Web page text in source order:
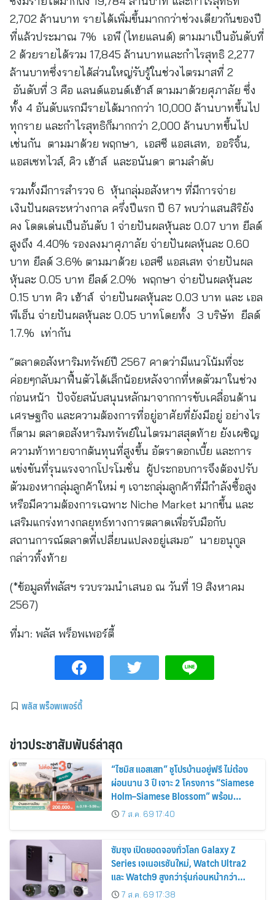
2,702 ล้านบาท รายได้เพิ่มขึ้นมากกว่าช่วงเดียวกันของปี
ที่แล้วประมาณ 7% เอพี (ไทยแลนด์) ตามมาเป็นอันดับที่
2 ด้วยรายได้รวม 17,845 ล้านบาทและกำไรสุทธิ 2,277
ล้านบาทซึ่งรายได้ส่วนใหญ่รับรู้ในช่วงไตรมาสที่ 2
อันดับที่ 3 คือ แลนด์แอนด์เฮ้าส์ ตามมาด้วยศุภาลัย ซึ่ง
ทั้ง 4 อันดับแรกมีรายได้มากกว่า 10,000 ล้านบาทขึ้นไป
ทุกราย และกำไรสุทธิก็มากกว่า 2,000 ล้านบาทขึ้นไป
เช่นกัน ตามมาด้วย พฤกษา, เอสซี แอสเสท, ออริจิ้น,
แอสเซทไวส์, คิว เฮ้าส์ และอนันดา ตามลำดับ
รวมทั้งมีการสำรวจ 6 หุ้นกลุ่มอสังหาฯ ที่มีการจ่าย
เงินปันผลระหว่างกาล ครึ่งปีแรก ปี 67 พบว่าแสนสิริยัง
คง โดดเด่นเป็นอันดับ 1 จ่ายปันผลหุ้นละ 0.07 บาท ยีลด์
สูงถึง 4.40% รองลงมาศุภาลัย จ่ายปันผลหุ้นละ 0.60
บาท ยีลด์ 3.6% ตามมาด้วย เอสซี แอสเสท จ่ายปันผล
หุ้นละ 0.05 บาท ยีลด์ 2.0% พฤกษา จ่ายปันผลหุ้นละ
0.15 บาท คิว เฮ้าส์ จ่ายปันผลหุ้นละ 0.03 บาท และ เอล
พีเอ็น จ่ายปันผลหุ้นละ 0.05 บาทโดยทั้ง 3 บริษัท ยีลด์
1.7.% เท่ากัน
“ตลาดอสังหาริมทรัพย์ปี 2567 คาดว่ามีแนวโน้มที่จะ
ค่อยๆกลับมาฟื้นตัวได้เล็กน้อยหลังจากที่หดตัวมาในช่วง
ก่อนหน้า ปัจจัยสนับสนุนหลักมาจากการขับเคลื่อนด้าน
เศรษฐกิจ และความต้องการที่อยู่อาศัยที่ยังมีอยู่ อย่างไร
ก็ตาม ตลาดอสังหาริมทรัพย์ในไตรมาสสุดท้าย ยังเผชิญ
ความท้าทายจากต้นทุนที่สูงขึ้น อัตราดอกเบี้ย และการ
แข่งขันที่รุนแรงจากโปรโมชั่น ผู้ประกอบการจึงต้องปรับ
ตัวมองหากลุ่มลูกค้าใหม่ ๆ เจาะกลุ่มลูกค้าที่มีกำลังซื้อสูง
หรือมีความต้องการเฉพาะ Niche Market มากขึ้น และ
เสริมแกร่งทางกลยุทธ์ทางการตลาดเพื่อรับมือกับ
สถานการณ์ตลาดที่เปลี่ยนแปลงอยู่เสมอ” นายอนุกูล
กล่าวทิ้งท้าย
(*ข้อมูลที่พลัสฯ รวบรวมนำเสนอ ณ วันที่ 19 สิงหาคม
2567)
ที่มา: พลัส พร็อพเพอร์ตี้
พลัส พร็อพเพอร์ตี้
ข่าวประชาสัมพันธ์ล่าสุด
“ไซมิส แอสเสท” ชูโปรบ้านอยู่ฟรี ไม่ต้อง
ผ่อนนาน 3 ปี เจาะ 2 โครงการ “Siamese
Holm–Siamese Blossom” พร้อม
ส่วนลดและสิทธิพิเศษถึง 31 สิงหาคม
2569
7 ส.ค. 69 17:40
ซัมซุง เปิดยอดจองทั่วโลก Galaxy Z
Series เจเนอเรชันใหม่, Watch Ultra2
และ Watch9 สูงกว่ารุ่นก่อนหน้ากว่า
30%7 ส.ค. 69 17:38